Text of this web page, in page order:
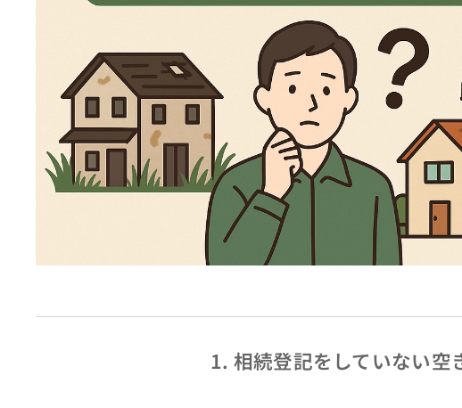
1. 相続登記をしていない空